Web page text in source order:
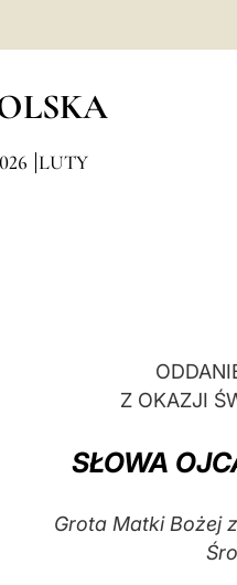
LUTY
Z OKAZJI
SŁOWA
Grota Matki Bożej